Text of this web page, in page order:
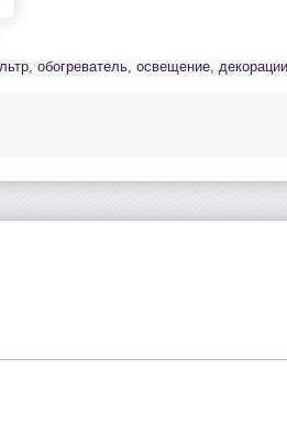
обогреватель, освещение, декорации